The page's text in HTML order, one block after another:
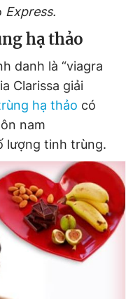
Express.
hạ thảo
danh là “viagra
Clarissa giải
hạ thảo có
nam
lượng tinh trùng.